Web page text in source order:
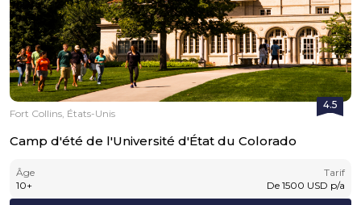
4.5
Fort Collins, États-Unis
Camp d'été de l'Université d'État du Colorado
Âge
10+
Tarif
De 1500 USD p/a